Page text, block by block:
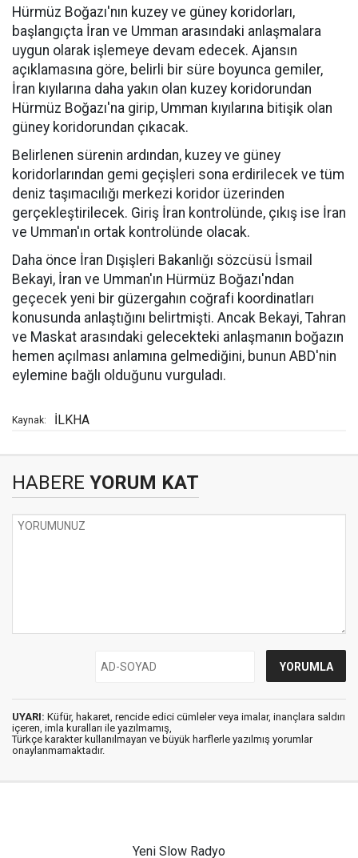
Hürmüz Boğazı'nın kuzey ve güney koridorları,
başlangıçta İran ve Umman arasındaki anlaşmalara
uygun olarak işlemeye devam edecek. Ajansın
açıklamasına göre, belirli bir süre boyunca gemiler,
İran kıyılarına daha yakın olan kuzey koridorundan
Hürmüz Boğazı'na girip, Umman kıyılarına bitişik olan
güney koridorundan çıkacak.
Belirlenen sürenin ardından, kuzey ve güney
koridorlarından gemi geçişleri sona erdirilecek ve tüm
deniz taşımacılığı merkezi koridor üzerinden
gerçekleştirilecek. Giriş İran kontrolünde, çıkış ise İran
ve Umman'ın ortak kontrolünde olacak.
Daha önce İran Dışişleri Bakanlığı sözcüsü İsmail
Bekayi, İran ve Umman'ın Hürmüz Boğazı'ndan
geçecek yeni bir güzergahın coğrafi koordinatları
konusunda anlaştığını belirtmişti. Ancak Bekayi, Tahran
ve Maskat arasındaki gelecekteki anlaşmanın boğazın
hemen açılması anlamına gelmediğini, bunun ABD'nin
eylemine bağlı olduğunu vurguladı.
Kaynak: İLKHA
HABERE YORUM KAT
UYARI: Küfür, hakaret, rencide edici cümleler veya imalar, inançlara saldırı
içeren, imla kuralları ile yazılmamış,
Türkçe karakter kullanılmayan ve büyük harflerle yazılmış yorumlar
onaylanmamaktadır.
Yeni Slow Radyo